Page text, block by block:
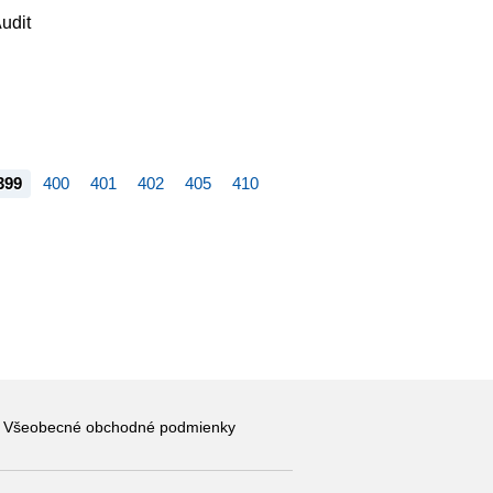
400 401 402 405 410
Všeobecné obchodné podmienky